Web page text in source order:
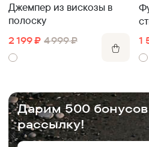
Джемпер из вискозы в
полоску
2 199 ₽ 4 999 ₽ 1
Дарим 500 бонусов
рассылку!